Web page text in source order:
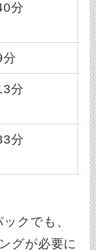
分
分
分
クでも、
グが必要に